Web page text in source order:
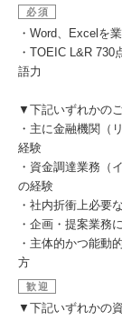
必須
・Word、Excelを
・TOEIC L&R
語力
▼下記いずれかの
・主に金融機関（
経験
・資金調達業務（
の経験
・社内折衝上必要
・企画・提案業務
・主体的かつ能動
方
歓迎
▼下記いずれかの